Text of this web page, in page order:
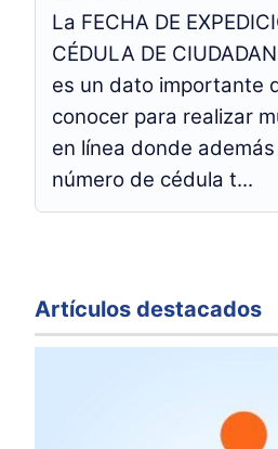
La FECHA DE
CÉDULA DE
es un dato importante
conocer para realizar
en línea donde
número de cédula t...
Artículos destacados